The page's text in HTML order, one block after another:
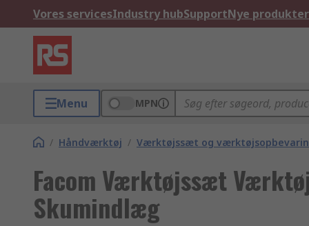
Vores servicesIndustry hubSupportNye produkter
Menu MPN
/ Håndværktøj / Værktøjssæt og
Facom Værktøjssæt
Skumindlæg